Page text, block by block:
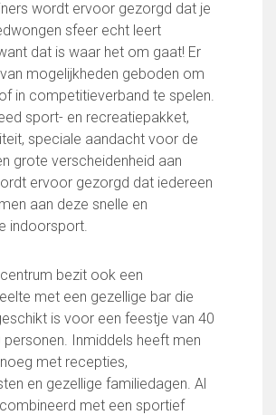
Lisse
bijdrage
wordt ervoor gezorgd dat je
sfeer echt leert
dat is waar het om gaat! Er
mogelijkheden geboden om
in competitieverband te spelen.
sport- en recreatiepakket,
speciale aandacht voor de
grote verscheidenheid aan
ervoor gezorgd dat iedereen
aan deze snelle en
indoorsport.
bezit ook een
met een gezellige bar die
is voor een feestje van 40
Inmiddels heeft men
met recepties,
en gezellige familiedagen. Al
met een sportief